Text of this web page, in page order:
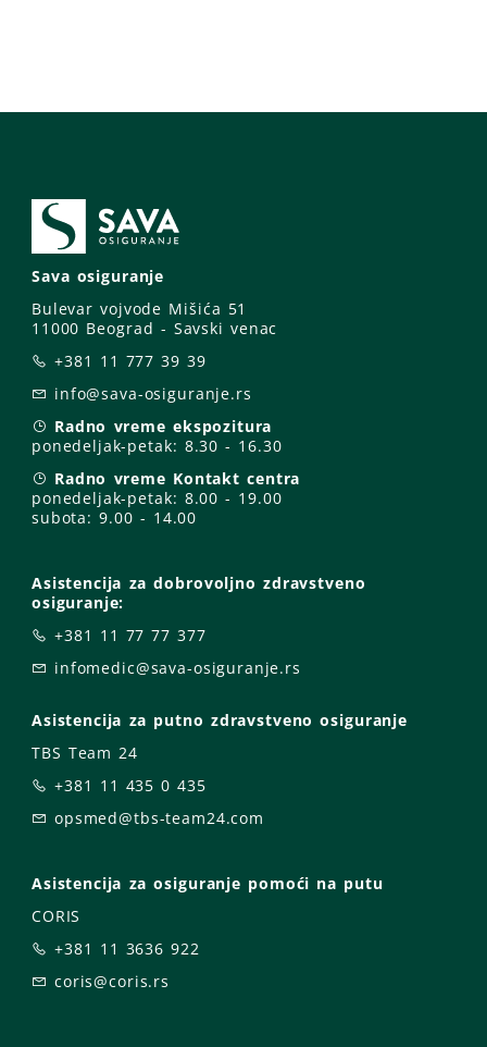
Sava osiguranje
Bulevar vojvode Mišića 51
11000 Beograd - Savski venac
+381 11 777 39 39
info@sava-osiguranje.rs
Radno vreme ekspozitura
ponedeljak-petak: 8.30 - 16.30
Radno vreme Kontakt centra
ponedeljak-petak: 8.00 - 19.00
subota: 9.00 - 14.00
Asistencija za dobrovoljno zdravstveno
osiguranje:
+381 11 77 77 377
infomedic@sava-osiguranje.rs
Asistencija za putno zdravstveno osiguranje
TBS Team 24
+381 11 435 0 435
opsmed@tbs-team24.com
Asistencija za osiguranje pomoći na putu
CORIS
+381 11 3636 922
coris@coris.rs